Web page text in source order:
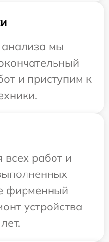
анализа мы
и приступим к
работ и
фирменный
устройства